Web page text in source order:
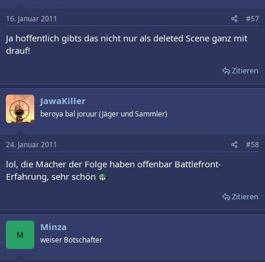
16. Januar 2011 #57
Ja hoffentlich gibts das nicht nur als deleted Scene ganz mit
drauf!
Zitieren
JawaKiller
beroya bal joruur (Jäger und Sammler)
24. Januar 2011 #58
lol, die Macher der Folge haben offenbar Battlefront-
Erfahrung, sehr schön
Zitieren
M
Minza
weiser Botschafter